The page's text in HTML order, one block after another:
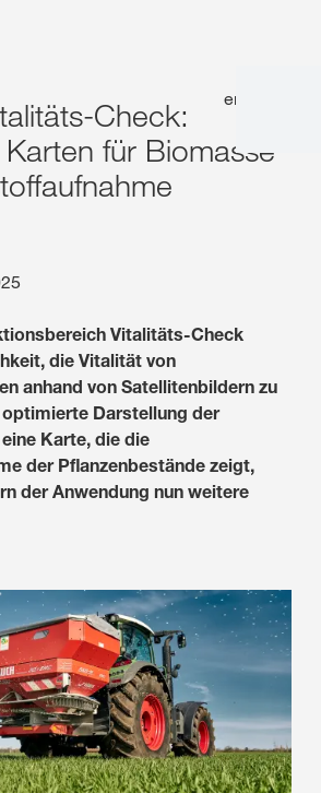
en
Check:
für Biomasse
Vitalitäts-Check
die Vitalität von
anhand von Satellitenbildern zu
optimierte Darstellung der
Karte, die die
der Pflanzenbestände zeigt,
der Anwendung nun weitere